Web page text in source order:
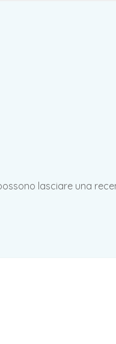
lasciare una